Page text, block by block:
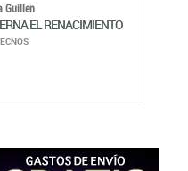
Guillen
EL RENACIMIENTO